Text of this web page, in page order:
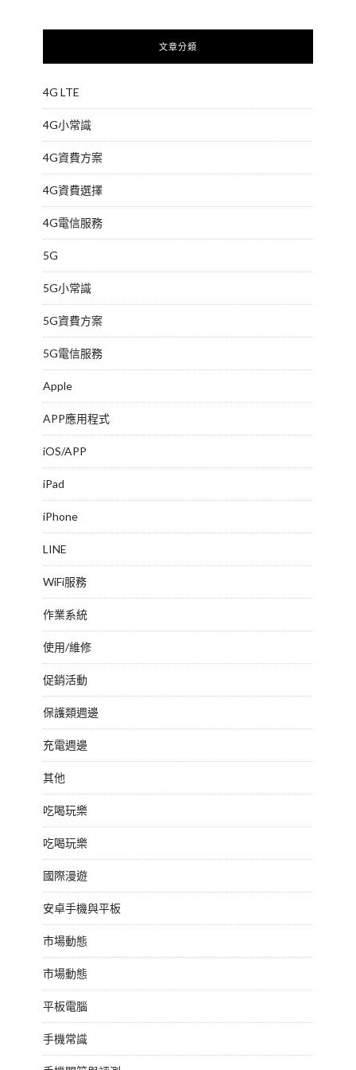
文章分類
4G LTE
4G小常識
4G資費方案
4G資費選擇
4G電信服務
5G
5G小常識
5G資費方案
5G電信服務
Apple
APP應用程式
iOS/APP
iPad
iPhone
LINE
WiFi服務
作業系統
使用/維修
促銷活動
保護類週邊
充電週邊
其他
吃喝玩樂
吃喝玩樂
國際漫遊
安卓手機與平板
市場動態
市場動態
平板電腦
手機常識